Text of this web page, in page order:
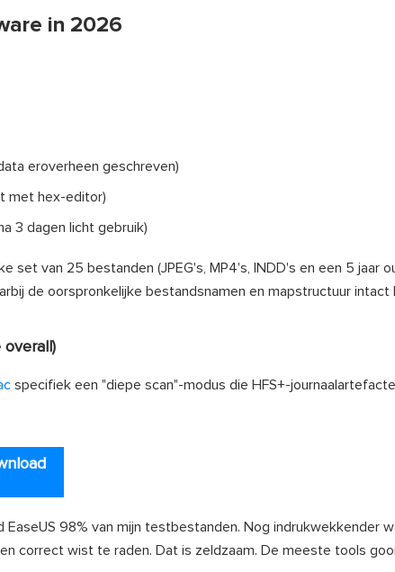
in 2026
eroverheen geschreven)
met hex-editor)
3 dagen licht gebruik)
set van 25 bestanden (JPEG's, MP4's, INDD's en een 5 jaar
de oorspronkelijke bestandsnamen en mapstructuur intact
overall)
specifiek een "diepe scan"-modus die HFS+-
98% van mijn testbestanden. Nog indrukwekkender
correct wist te raden. Dat is zeldzaam. De meeste tools